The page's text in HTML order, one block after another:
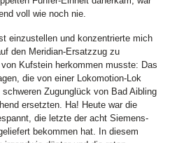
voll wie noch nie.
einzustellen und konzentrierte mich
den Meridian-Ersatzzug zu
Kufstein herkommen musste: Das
die von einer Lokomotion-Lok
Zugunglück von Bad Aibling
ersetzten. Ha! Heute war die
die letzte der acht Siemens-
bekommen hat. In diesem